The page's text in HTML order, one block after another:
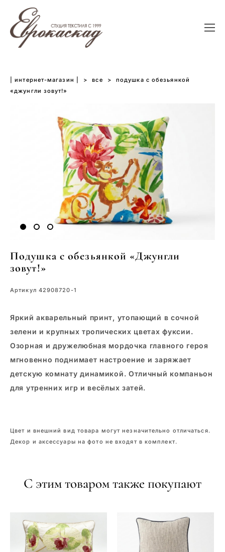
| интернет-магазин | > все >
подушка с обезьянкой
«джунгли зовут!»
Подушка с обезьянкой «Джунгли
зовут!»
Артикул 42908720-1
Яркий акварельный принт, утопающий в сочной
зелени и крупных тропических цветах фуксии.
Озорная и дружелюбная мордочка главного героя
мгновенно поднимает настроение и заряжает
детскую комнату динамикой. Отличный компаньон
для утренних игр и весёлых затей.
Цвет и внешний вид товара могут незначительно отличаться.
Декор и аксессуары на фото не входят в комплект.
С этим товаром также покупают